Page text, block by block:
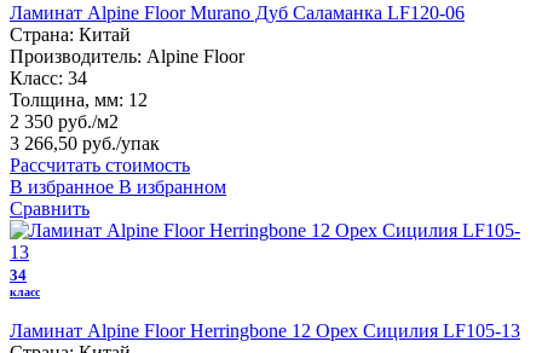
Ламинат Alpine Floor Murano Дуб Саламанка LF120-06
Страна: Китай
Производитель: Alpine Floor
Класс: 34
Толщина, мм: 12
2 350 руб./м2
3 266,50 руб./упак
Рассчитать стоимость
В избранное В избранном
Сравнить
34
класс
Ламинат Alpine Floor Herringbone 12 Орех Сицилия LF105-13